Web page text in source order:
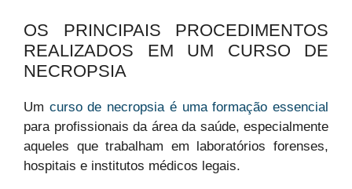
OS PRINCIPAIS PROCEDIMENTOS
REALIZADOS EM UM CURSO DE
NECROPSIA
Um curso de necropsia é uma formação essencial
para profissionais da área da saúde, especialmente
aqueles que trabalham em laboratórios forenses,
hospitais e institutos médicos legais.